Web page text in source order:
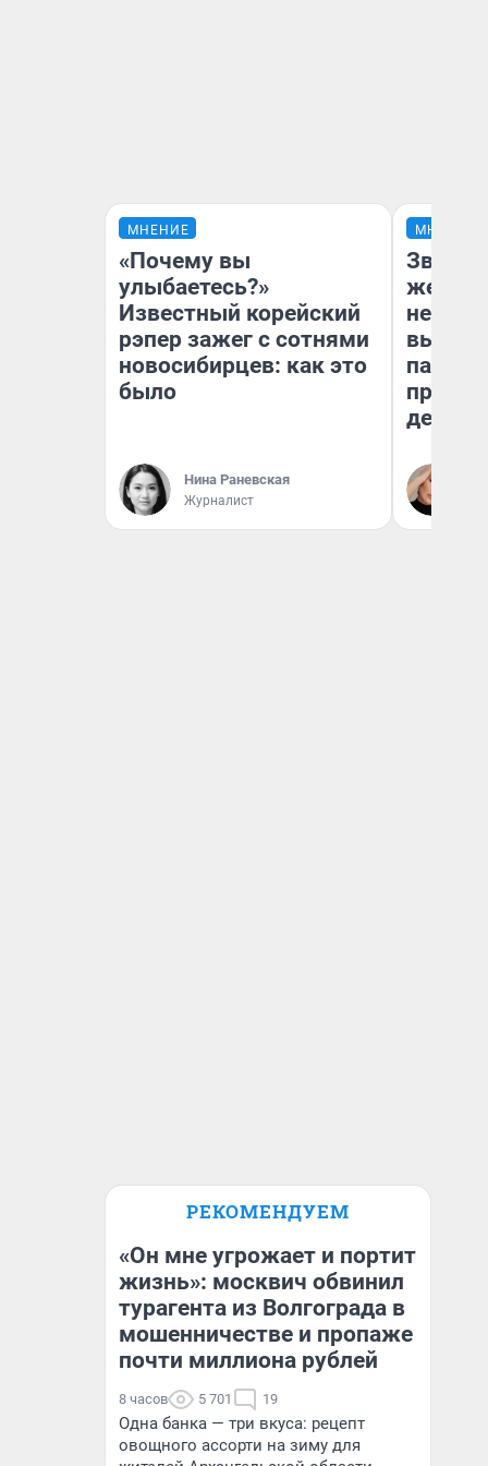
МНЕНИЕ
«Почему вы
улыбаетесь?»
Известный корейский
рэпер зажег с сотнями
новосибирцев: как это
было
Нина Раневская
Журналист
МНЕНИЕ
день
РЕКОМЕНДУЕМ
«Он мне угрожает и портит
жизнь»: москвич обвинил
турагента из Волгограда в
мошенничестве и пропаже
почти миллиона рублей
8 часов 5 701 19
Одна банка — три вкуса: рецепт
овощного ассорти на зиму для